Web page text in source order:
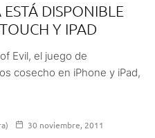
DISPONIBLE
Y IPAD
Evil, el juego de
cosecho en iPhone y iPad,
30 noviembre, 2011